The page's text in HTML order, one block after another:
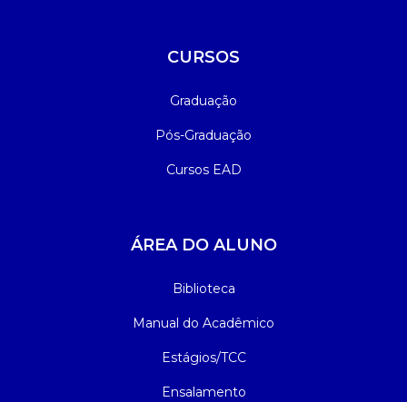
CURSOS
Graduação
Pós-Graduação
Cursos EAD
ÁREA DO ALUNO
Biblioteca
Manual do Acadêmico
Estágios/TCC
Ensalamento